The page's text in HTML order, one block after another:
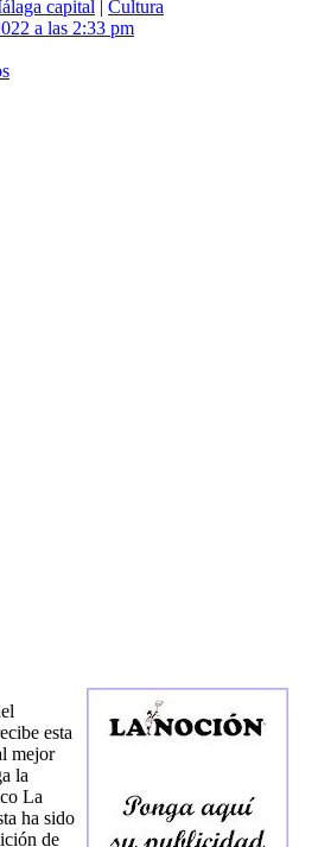
capital | Cultura
a las 2:33 pm
esta
mejor
la
La
ha sido
de